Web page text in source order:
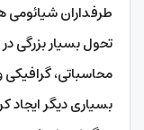
طرفداران
تحول بسیار بزرگی
محاسباتی، گرافیکی
بسیاری دیگر ایجاد